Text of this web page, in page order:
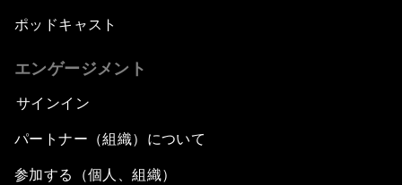
ポッドキャスト
エンゲージメント
サインイン
パートナー（組織）について
参加する（個人、組織）